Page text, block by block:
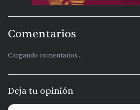
Comentarios
Cargando comentarios...
Deja tu opinión